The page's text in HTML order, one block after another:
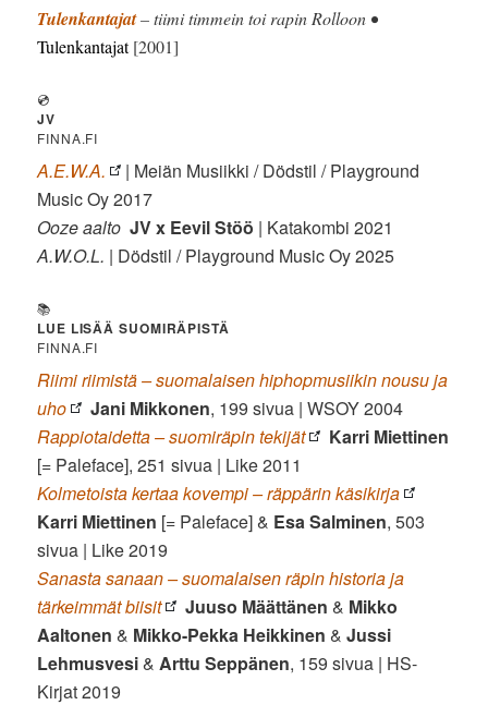
Tulenkantajat– tiimi timmein toi rapin Rolloon •
Tulenkantajat[2001]
💿
JV
FINNA.FI
A.E.W.A.
| Meiän Musiikki / Dödstil / Playground
Music Oy 2017
Ooze aalto JV x Eevil Stöö | Katakombi 2021
A.W.O.L. | Dödstil / Playground Music Oy 2025
📚
LUE LISÄÄ SUOMIRÄPISTÄ
FINNA.FI
Riimi riimistä – suomalaisen hiphopmusiikin nousu ja
uho
Jani Mikkonen, 199 sivua | WSOY 2004
Rappiotaidetta – suomiräpin tekijät
Karri Miettinen
[= Paleface], 251 sivua | Like 2011
Kolmetoista kertaa kovempi – räppärin käsikirja
Karri Miettinen [= Paleface] & Esa Salminen, 503
sivua | Like 2019
Sanasta sanaan – suomalaisen räpin historia ja
tärkeimmät biisit
Juuso Määttänen & Mikko
Aaltonen & Mikko-Pekka Heikkinen &Jussi
Lehmusvesi&Arttu Seppänen, 159 sivua | HS-
Kirjat 2019